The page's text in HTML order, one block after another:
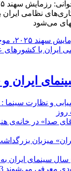
سردار
ایران با کشور‌های
ایران
و نظارت سینما
صدا» در خانه‌ی
میزبان
سینمای ایران به
معرفی می‌شوند 3 هفته